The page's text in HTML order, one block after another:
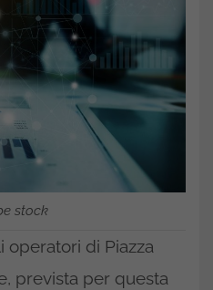
stock
operatori di Piazza
prevista per questa